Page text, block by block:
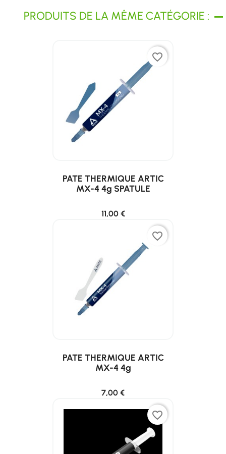
PRODUITS DE LA MÊME CATÉGORIE :
favorite_border
PATE THERMIQUE ARTIC
MX-4 4g SPATULE
11,00 €
favorite_border
PATE THERMIQUE ARTIC
MX-4 4g
7,00 €
favorite_border